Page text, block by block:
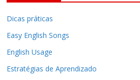
Dicas práticas
Easy English Songs
English Usage
Estratégias de Aprendizado